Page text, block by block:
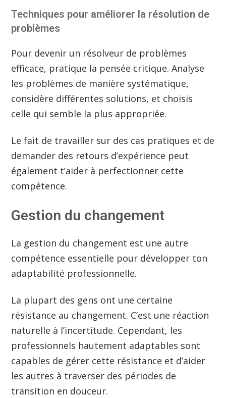
Techniques pour améliorer la résolution de
problèmes
Pour devenir un résolveur de problèmes
efficace, pratique la pensée critique. Analyse
les problèmes de manière systématique,
considère différentes solutions, et choisis
celle qui semble la plus appropriée.
Le fait de travailler sur des cas pratiques et de
demander des retours d’expérience peut
également t’aider à perfectionner cette
compétence.
Gestion du changement
La gestion du changement est une autre
compétence essentielle pour développer ton
adaptabilité professionnelle.
La plupart des gens ont une certaine
résistance au changement. C’est une réaction
naturelle à l’incertitude. Cependant, les
professionnels hautement adaptables sont
capables de gérer cette résistance et d’aider
les autres à traverser des périodes de
transition en douceur.